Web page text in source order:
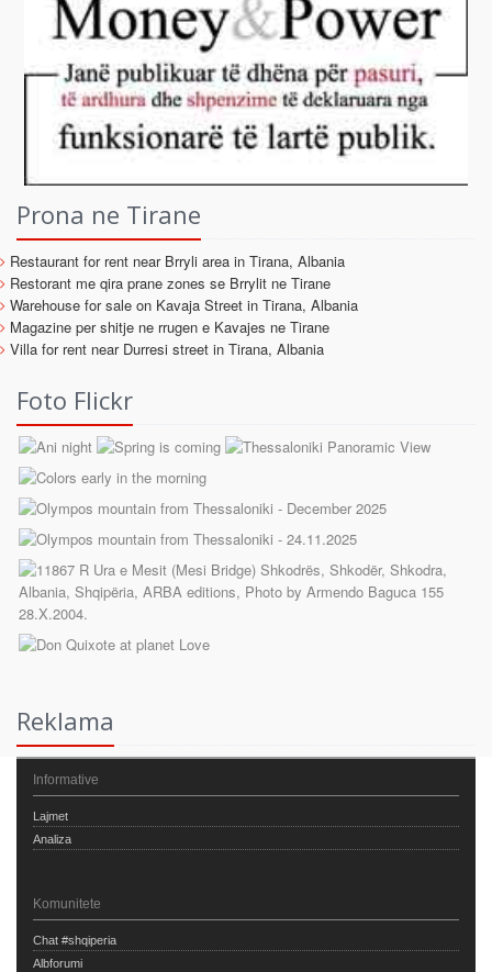
Prona ne Tirane
Restaurant for rent near Brryli area in Tirana, Albania
Restorant me qira prane zones se Brrylit ne Tirane
Warehouse for sale on Kavaja Street in Tirana, Albania
Magazine per shitje ne rrugen e Kavajes ne Tirane
Villa for rent near Durresi street in Tirana, Albania
Foto Flickr
Reklama
Informative
Lajmet
Analiza
Komunitete
Chat #shqiperia
Albforumi